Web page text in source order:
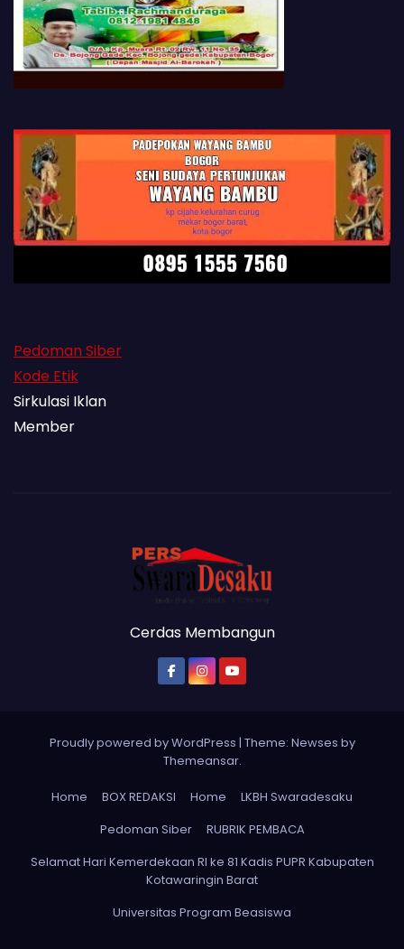
Pedoman Siber
Kode Etik
Sirkulasi Iklan
Member
Cerdas Membangun
Proudly powered by WordPress | Theme: Newses by
Themeansar.
Home BOX REDAKSI Home
LKBH Swaradesaku
Pedoman Siber
RUBRIK PEMBACA
Selamat Hari Kemerdekaan RI ke 81 Kadis PUPR Kabupaten
Kotawaringin Barat
Universitas Program Beasiswa